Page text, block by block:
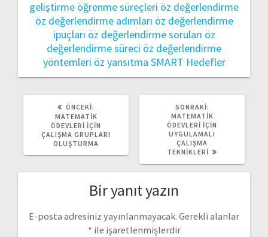
geliştirme öğrenme süreçleri öz değerlendirme
öz değerlendirme adımları öz değerlendirme
ipuçları öz değerlendirme soruları öz
değerlendirme süreci öz değerlendirme
yöntemleri öz yansıtma SMART Hedefler
ÖNCEKI:
YAZI:
MATEMATIK
ÖDEVLERI İÇIN
ÇALIŞMA GRUPLARI
OLUŞTURMA
SONRAKI:
YAZI:
MATEMATIK
ÖDEVLERI İÇIN
UYGULAMALI
ÇALIŞMA
TEKNIKLERI
Bir yanıt yazın
E-posta adresiniz yayınlanmayacak. Gerekli alanlar
* ile işaretlenmişlerdir